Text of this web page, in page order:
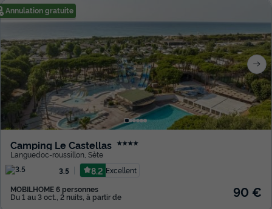
Annulation gratuite
Camping Le Castellas ★★★★
Languedoc-roussillon Sète
3.5
8.2 Excellent
MOBILHOME 6 personnes
Du 1 au 3 oct., 2 nuits, à partir de 90 €